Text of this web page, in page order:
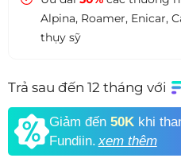
Alpina, Roamer, Enicar,
thụy sỹ
Trả sau đến 12 tháng với
Giảm đến 50K khi
Fundiin.xem thêm